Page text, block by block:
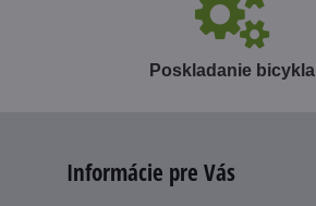
Poskladanie bicykla
Informácie pre Vás